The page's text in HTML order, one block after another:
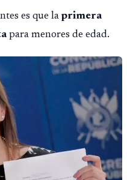
es que la primera
para menores de edad.